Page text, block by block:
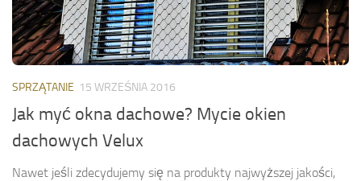
SPRZĄTANIE 15 WRZEŚNIA 2016
Jak myć okna dachowe? Mycie okien
dachowych Velux
Nawet jeśli zdecydujemy się na produkty najwyższej jakości,